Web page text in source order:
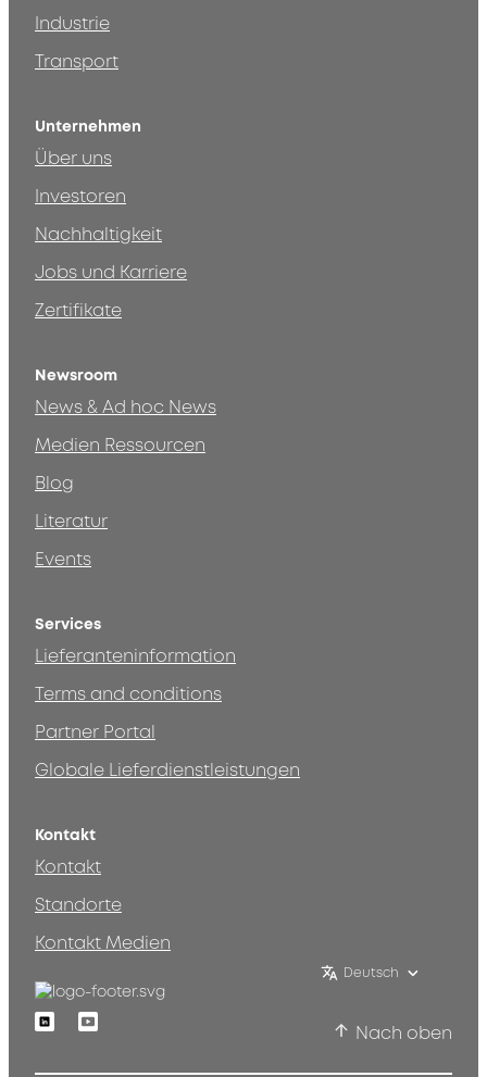
Industrie
Transport
Unternehmen
Über uns
Investoren
Nachhaltigkeit
Jobs und Karriere
Zertifikate
Newsroom
News & Ad hoc News
Medien Ressourcen
Blog
Literatur
Events
Services
Lieferanteninformation
Terms and conditions
Partner Portal
Globale Lieferdienstleistungen
Kontakt
Kontakt
Standorte
Kontakt Medien
Deutsch
LinkedinYoutube
Nach oben